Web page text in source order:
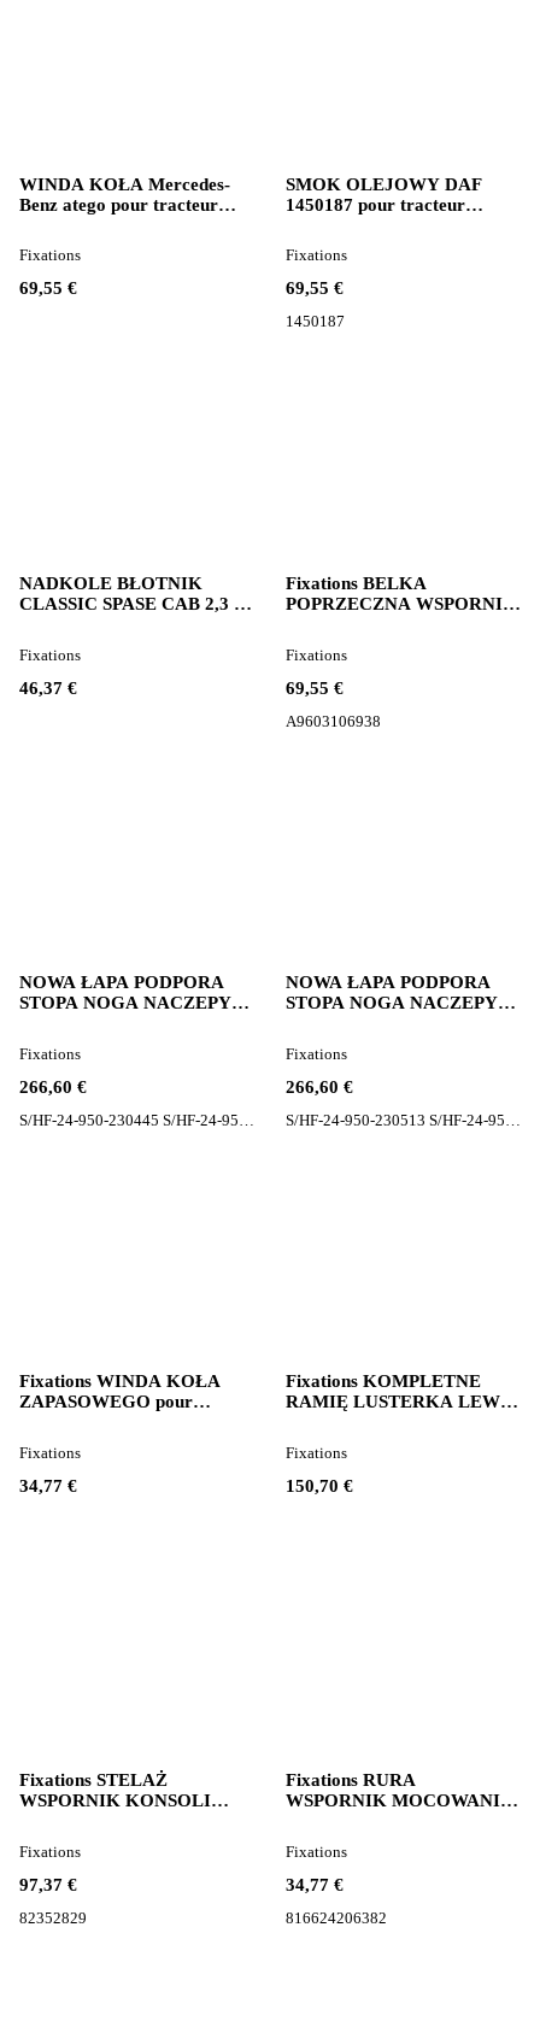
WINDA KOŁA Mercedes-
Benz atego pour tracteur
69,55 €
Fixations
SMOK OLEJOWY DAF
1450187 pour tracteur
69,55 €
Fixations
1450187
NADKOLE BŁOTNIK
CLASSIC SPASE CAB 2,3 M
ACTROS MP4
46,37 €
Fixations
Fixations BELKA
POPRZECZNA WSPORNIK
Benz ACTROS MP4
69,55 €
Fixations
A9603106938
NOWA ŁAPA PODPORA
STOPA NOGA NACZEPY
266,60 €
Fixations
NOWA ŁAPA PODPORA
STOPA NOGA NACZEPY
266,60 €
Fixations
Fixations WINDA KOŁA
ZAPASOWEGO pour
34,77 €
Fixations
Fixations KOMPLETNE
RAMIĘ LUSTERKA LEWE
150,70 €
Fixations
Fixations STELAŻ
WSPORNIK KONSOLI
FH 4
97,37 €
Fixations
82352829
Fixations RURA
WSPORNIK MOCOWANIE
TGX TGS TGA
34,77 €
Fixations
816624206382